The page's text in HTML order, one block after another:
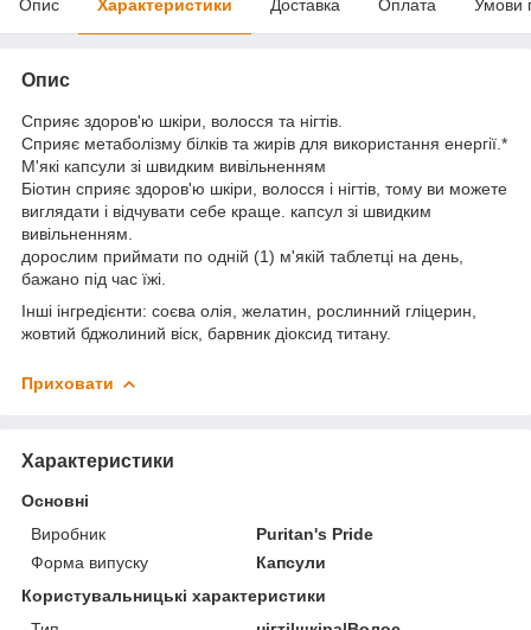
Опис Характеристики Доставка Оплата Умови
Опис
Сприяє здоров'ю шкіри, волосся та нігтів.
Сприяє метаболізму білків та жирів для використання енергії.*
М'які капсули зі швидким вивільненням
Біотин сприяє здоров'ю шкіри, волосся і нігтів, тому ви можете
виглядати і відчувати себе краще. капсул зі швидким
вивільненням.
дорослим приймати по одній (1) м'якій таблетці на день,
бажано під час їжі.
Інші інгредієнти: соєва олія, желатин, рослинний гліцерин,
жовтий бджолиний віск, барвник діоксид титану.
Приховати
Характеристики
Основні
Виробник
Puritan's Pride
Форма випуску
Капсули
Користувальницькі характеристики